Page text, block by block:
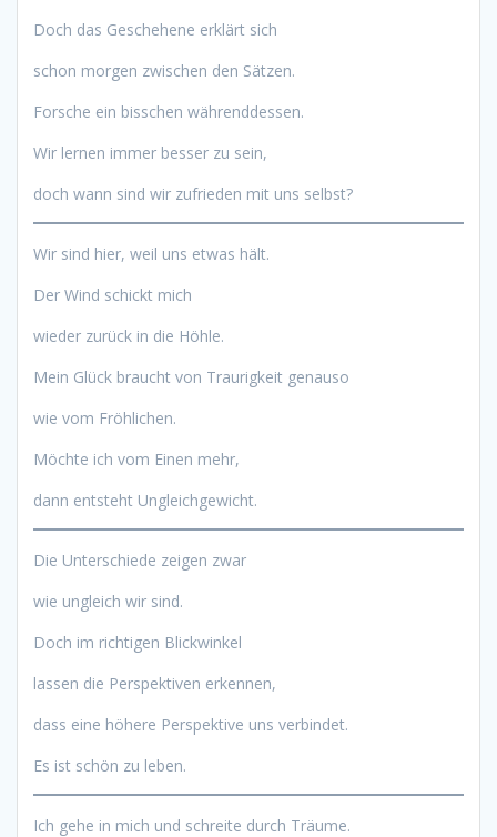
Doch das Geschehene erklärt sich
schon morgen zwischen den Sätzen.
Forsche ein bisschen währenddessen.
Wir lernen immer besser zu sein,
doch wann sind wir zufrieden mit uns selbst?
Wir sind hier, weil uns etwas hält.
Der Wind schickt mich
wieder zurück in die Höhle.
Mein Glück braucht von Traurigkeit genauso
wie vom Fröhlichen.
Möchte ich vom Einen mehr,
dann entsteht Ungleichgewicht.
Die Unterschiede zeigen zwar
wie ungleich wir sind.
Doch im richtigen Blickwinkel
lassen die Perspektiven erkennen,
dass eine höhere Perspektive uns verbindet.
Es ist schön zu leben.
Ich gehe in mich und schreite durch Träume.